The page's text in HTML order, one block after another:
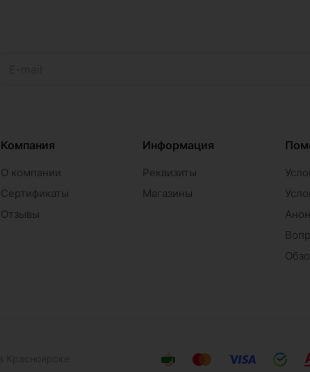
Компания
О компании
Сертификаты
Отзывы
Информация
Реквизиты
Магазины